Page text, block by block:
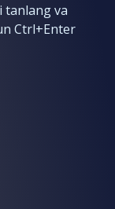
tanlang va
Ctrl+Enter